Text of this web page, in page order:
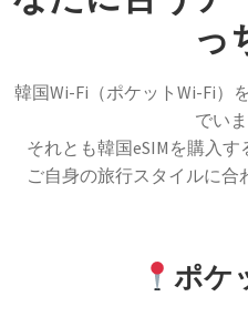
っ
韓国Wi-Fi（ポケットWi-Fi）
でい
それとも韓国eSIMを購入
ご自身の旅行スタイルに合
ポケ